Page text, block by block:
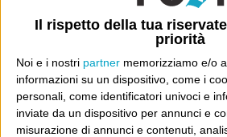
Il rispetto della tua
priorità
Noi e i nostri partner memorizziamo e/o
informazioni su un dispositivo, come i
personali, come identificatori univoci e
inviate da un dispositivo per annunci e
misurazione di annunci e contenuti,
un progetto giornalistico che
anni, grazie a chi lo scopre, lo
consiglia in giro.
Leggi il Post, magari ti piace